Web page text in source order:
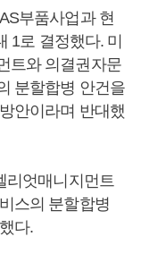
부품사업과 현
1로 결정했다. 미
트와 의결권자문
분할합병 안건을
안이라며 반대했
리엇매니지먼트
스의 분할합병
다.